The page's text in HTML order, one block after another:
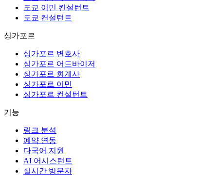
도쿄 이민 컨설턴트
도쿄 컨설턴트
싱가포르
싱가포르 변호사
싱가포르 어드바이저
싱가포르 회계사
싱가포르 이민
싱가포르 컨설턴트
기능
링크 분석
예약 연동
다국어 지원
AI 어시스턴트
실시간 방문자